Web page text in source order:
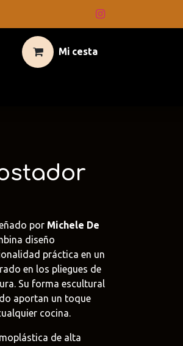
Mi cesta
por Michele De
diseño
práctica en un
en los pliegues de
Su forma escultural
aportan un toque
cocina.
de alta